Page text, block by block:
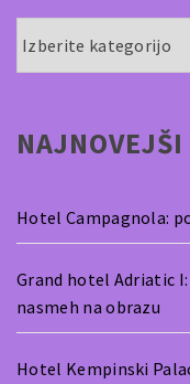
Hotel Campagnola:
Grand hotel Adriatic
nasmeh na obrazu
Hotel Kempinski